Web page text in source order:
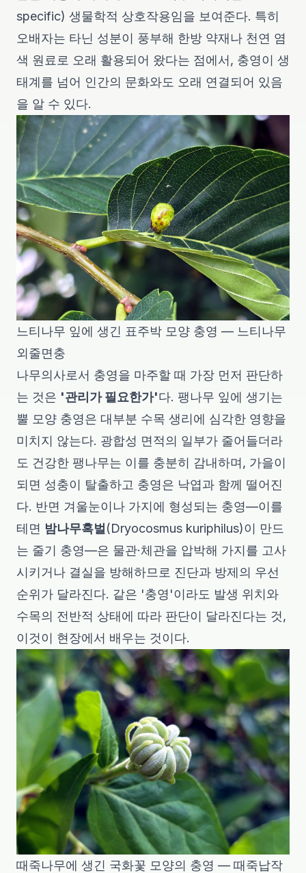
specific) 생물학적 상호작용임을 보여준다. 특히
오배자는 타닌 성분이 풍부해 한방 약재나 천연 염
색 원료로 오래 활용되어 왔다는 점에서, 충영이 생
태계를 넘어 인간의 문화와도 오래 연결되어 있음
을 알 수 있다.
느티나무 잎에 생긴 표주박 모양 충영 — 느티나무
외줄면충
나무의사로서 충영을 마주할 때 가장 먼저 판단하
는 것은 '관리가 필요한가'다. 팽나무 잎에 생기는
뿔 모양 충영은 대부분 수목 생리에 심각한 영향을
미치지 않는다. 광합성 면적의 일부가 줄어들더라
도 건강한 팽나무는 이를 충분히 감내하며, 가을이
되면 성충이 탈출하고 충영은 낙엽과 함께 떨어진
다. 반면 겨울눈이나 가지에 형성되는 충영—이를
테면 밤나무혹벌 (Dryocosmus kuriphilus)이 만드
는 줄기 충영—은 물관·체관을 압박해 가지를 고사
시키거나 결실을 방해하므로 진단과 방제의 우선
순위가 달라진다. 같은 '충영'이라도 발생 위치와
수목의 전반적 상태에 따라 판단이 달라진다는 것,
이것이 현장에서 배우는 것이다.
때죽나무에 생긴 국화꽃 모양의 충영 — 때죽납작